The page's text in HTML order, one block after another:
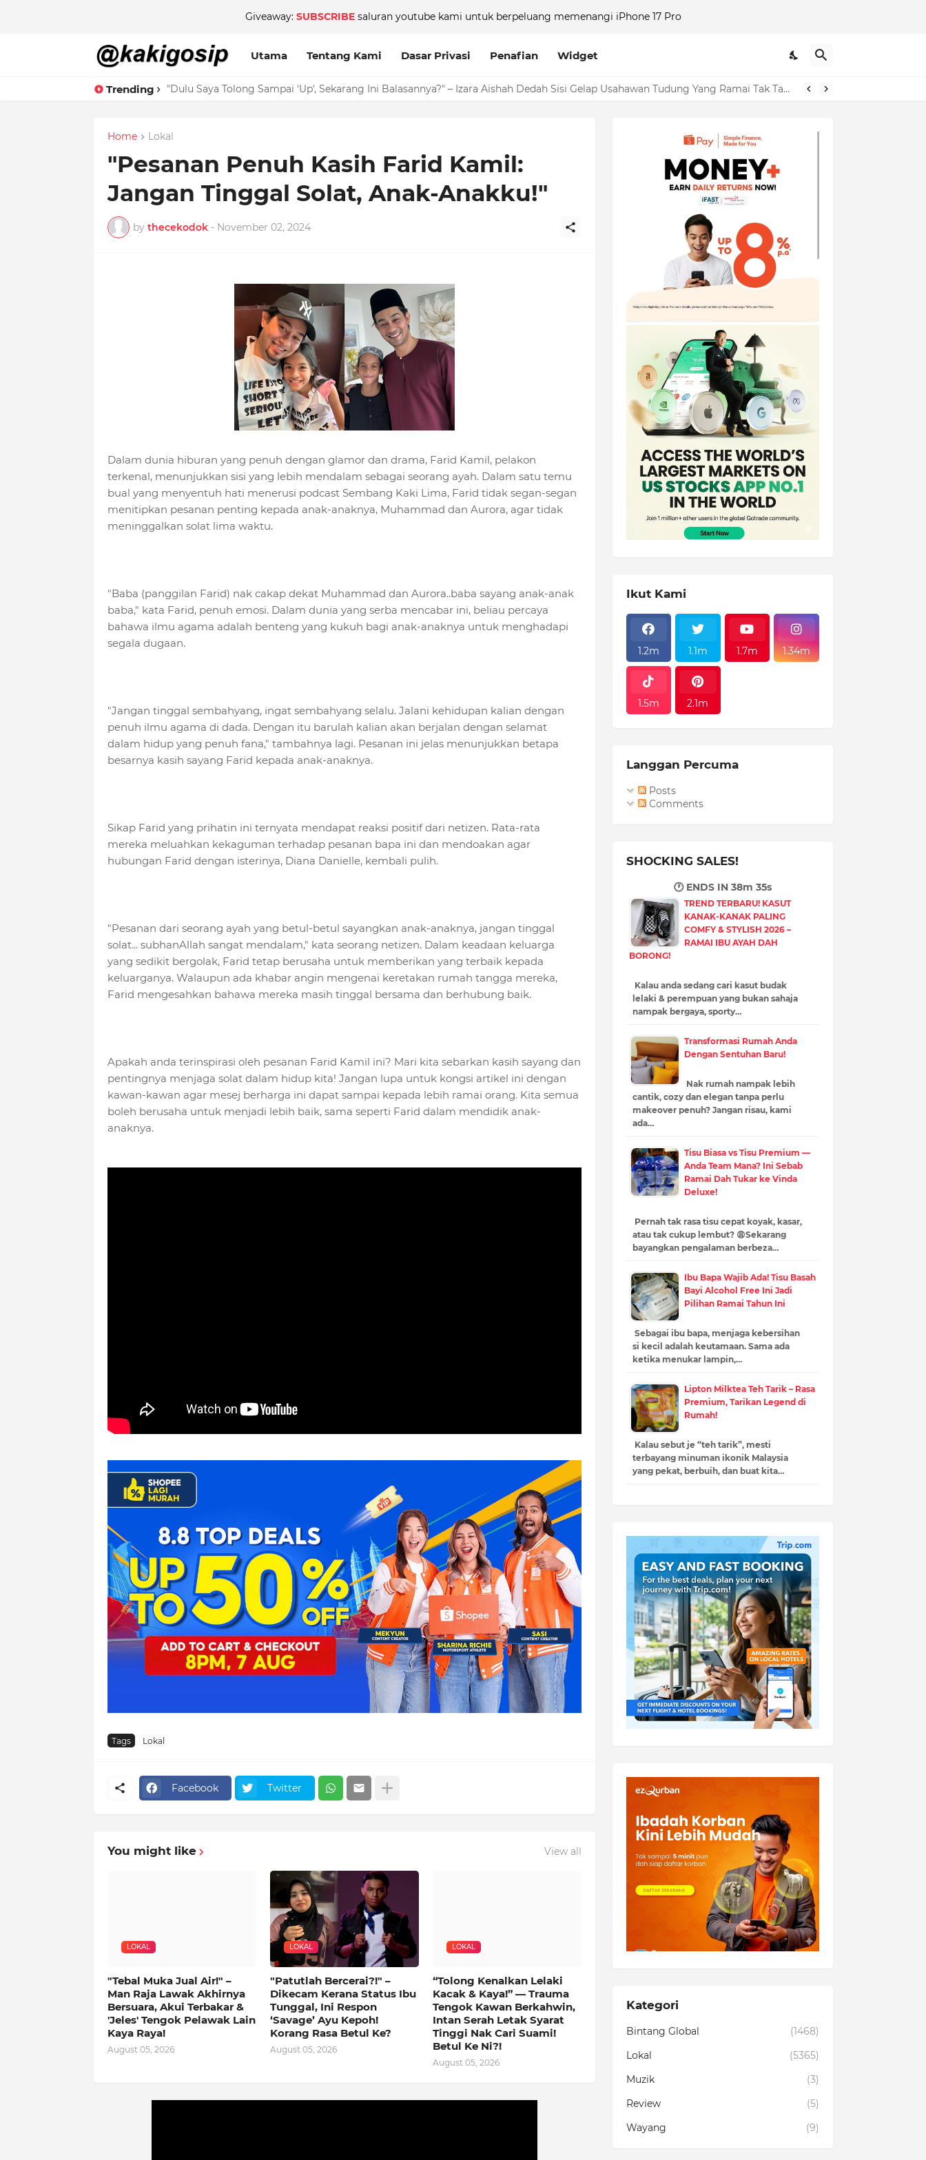
Giveaway: SUBSCRIBEsaluran youtube kami untuk berpeluang memenangi iPhone 17 Pro
Utama Tentang Kami Dasar Privasi Penafian Widget
Trending "Menyesal Gila!" - Beli Beg Tangan Sampai RM135,000, Selebriti Popular Ini Akui ‘Bebal’ & Kini Terus Berubah! "Dulu Saya Tolong Sampai 'Up', Sekarang Ini Balasannya?" – Izara Aishah Dedah Sisi Gelap Usahawan Tudung Yang Ramai Tak Tahu!
Home Lokal
"Pesanan Penuh Kasih Farid Kamil:
Jangan Tinggal Solat, Anak-Anakku!"
by thecekodok - November 02, 2024
Dalam dunia hiburan yang penuh dengan glamor dan drama, Farid Kamil, pelakon
terkenal, menunjukkan sisi yang lebih mendalam sebagai seorang ayah. Dalam satu temu
bual yang menyentuh hati menerusi podcast Sembang Kaki Lima, Farid tidak segan-segan
menitipkan pesanan penting kepada anak-anaknya, Muhammad dan Aurora, agar tidak
meninggalkan solat lima waktu.
"Baba (panggilan Farid) nak cakap dekat Muhammad dan Aurora..baba sayang anak-anak
baba," kata Farid, penuh emosi. Dalam dunia yang serba mencabar ini, beliau percaya
bahawa ilmu agama adalah benteng yang kukuh bagi anak-anaknya untuk menghadapi
segala dugaan.
"Jangan tinggal sembahyang, ingat sembahyang selalu. Jalani kehidupan kalian dengan
penuh ilmu agama di dada. Dengan itu barulah kalian akan berjalan dengan selamat
dalam hidup yang penuh fana," tambahnya lagi. Pesanan ini jelas menunjukkan betapa
besarnya kasih sayang Farid kepada anak-anaknya.
Sikap Farid yang prihatin ini ternyata mendapat reaksi positif dari netizen. Rata-rata
mereka meluahkan kekaguman terhadap pesanan bapa ini dan mendoakan agar
hubungan Farid dengan isterinya, Diana Danielle, kembali pulih.
"Pesanan dari seorang ayah yang betul-betul sayangkan anak-anaknya, jangan tinggal
solat... subhanAllah sangat mendalam," kata seorang netizen. Dalam keadaan keluarga
yang sedikit bergolak, Farid tetap berusaha untuk memberikan yang terbaik kepada
keluarganya. Walaupun ada khabar angin mengenai keretakan rumah tangga mereka,
Farid mengesahkan bahawa mereka masih tinggal bersama dan berhubung baik.
Apakah anda terinspirasi oleh pesanan Farid Kamil ini? Mari kita sebarkan kasih sayang dan
pentingnya menjaga solat dalam hidup kita! Jangan lupa untuk kongsi artikel ini dengan
kawan-kawan agar mesej berharga ini dapat sampai kepada lebih ramai orang. Kita semua
boleh berusaha untuk menjadi lebih baik, sama seperti Farid dalam mendidik anak-
anaknya.
Tags Lokal
Facebook Twitter
You might like View all
LOKAL
"Tebal Muka Jual Air!" –
Man Raja Lawak Akhirnya
Bersuara, Akui Terbakar &
'Jeles' Tengok Pelawak Lain
Kaya Raya!
August 05, 2026
LOKAL
"Patutlah Bercerai?!" –
Dikecam Kerana Status Ibu
Tunggal, Ini Respon
‘Savage’ Ayu Kepoh!
Korang Rasa Betul Ke?
August 05, 2026
LOKAL
“Tolong Kenalkan Lelaki
Kacak & Kaya!” — Trauma
Tengok Kawan Berkahwin,
Intan Serah Letak Syarat
Tinggi Nak Cari Suami!
Betul Ke Ni?!
August 05, 2026
Ikut Kami
1.2m 1.1m 1.7m 1.34m
1.5m 2.1m
Langgan Percuma
Posts
Comments
SHOCKING SALES!
🕐 ENDS IN 38m 34s
TREND TERBARU! KASUT
KANAK-KANAK PALING
COMFY & STYLISH 2026 –
RAMAI IBU AYAH DAH
BORONG!
Kalau anda sedang cari kasut budak
lelaki & perempuan yang bukan sahaja
nampak bergaya, sporty…
Transformasi Rumah Anda
Dengan Sentuhan Baru!
Nak rumah nampak lebih
cantik, cozy dan elegan tanpa perlu
makeover penuh? Jangan risau, kami
ada…
Tisu Biasa vs Tisu Premium —
Anda Team Mana? Ini Sebab
Ramai Dah Tukar ke Vinda
Deluxe!
Pernah tak rasa tisu cepat koyak, kasar,
atau tak cukup lembut? 😩Sekarang
bayangkan pengalaman berbeza…
Ibu Bapa Wajib Ada! Tisu Basah
Bayi Alcohol Free Ini Jadi
Pilihan Ramai Tahun Ini
Sebagai ibu bapa, menjaga kebersihan
si kecil adalah keutamaan. Sama ada
ketika menukar lampin,…
Lipton Milktea Teh Tarik – Rasa
Premium, Tarikan Legend di
Rumah!
Kalau sebut je “teh tarik”, mesti
terbayang minuman ikonik Malaysia
yang pekat, berbuih, dan buat kita…
Kategori
Bintang Global
(1468)
Lokal
(5365)
Muzik
(3)
Review
(5)
Wayang
(9)